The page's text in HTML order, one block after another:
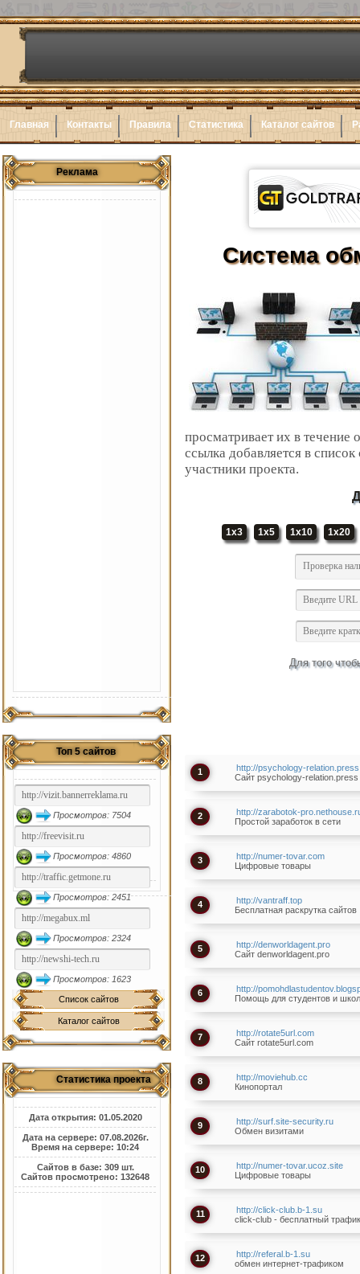
Главная Контакты Правила Статистика Каталог сайтов
Реклама
Топ 5 сайтов
Просмотров: 7504
Просмотров: 4860
Просмотров: 2451
Просмотров: 2324
Просмотров: 1623
Список сайтов
Каталог сайтов
Статистика проекта
Дата открытия: 01.05.2020
Дата на сервере: 07.08.2026г.
Время на сервере: 10:24
Сайтов в базе: 309 шт.
Сайтов просмотрено: 132648
Система
просматривает их в течение
ссылка добавляется в
участники проекта.
1x3 1x5 1x10 1x20
Для того
1
http://psychology-relation.press
Сайт psychology-relation.press
2
http://zarabotok-
Простой заработок в сети
3
http://numer-tovar.com
Цифровые товары
4
http://vantraff.top
Бесплатная раскрутка сайтов
5
http://denworldagent.pro
Сайт denworldagent.pro
6
http://
Помощь для студентов и
7
http://rotate5url.com
Сайт rotate5url.com
8
http://moviehub.cc
Кинопортал
9
http://surf.site-security.ru
Обмен визитами
10
http://numer-tovar.ucoz.site
Цифровые товары
11
http://click-club.b-1.su
click-club - бесплатный трафик
12
http://referal.b-1.su
обмен интернет-трафиком